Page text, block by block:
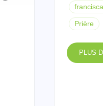
Prière
PLUS